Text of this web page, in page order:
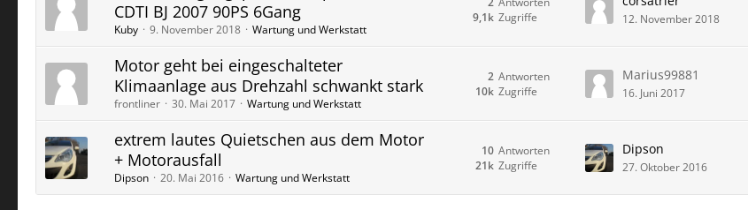
CDTI BJ 2007 90PS 6Gang
Kuby 9. November 2018 Wartung und Werkstatt
Zugriffe
9,1k 12. November 2018
Motor geht bei eingeschalteter
Klimaanlage aus Drehzahl schwankt stark
frontliner 30. Mai 2017 Wartung und Werkstatt
Antworten
2
Zugriffe
10k
Marius99881
16. Juni 2017
extrem lautes Quietschen aus dem Motor
+ Motorausfall
Dipson 20. Mai 2016 Wartung und Werkstatt
Antworten
10
Zugriffe
21k
Dipson
27. Oktober 2016